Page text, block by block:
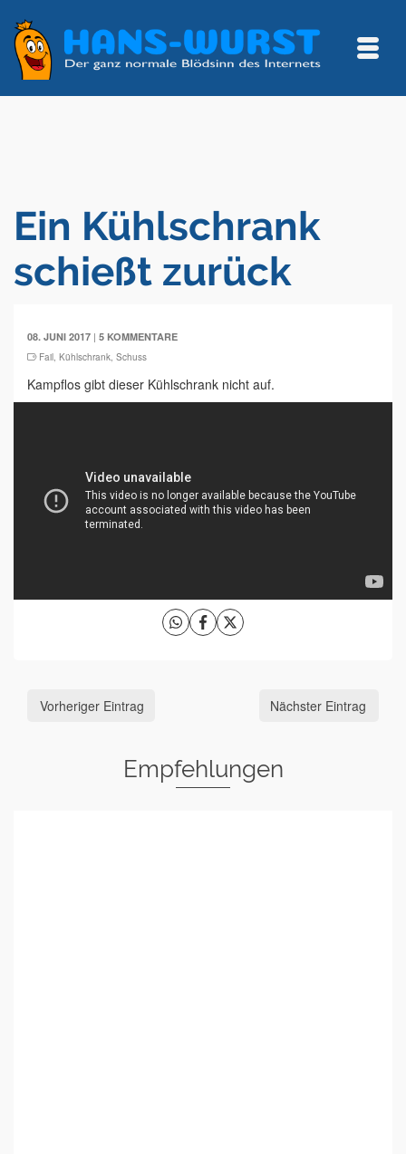
Ein Kühlschrank
schießt zurück
08. JUNI 2017 | 5 KOMMENTARE
Fail, Kühlschrank, Schuss
Kampflos gibt dieser Kühlschrank nicht auf.
Vorheriger Eintrag Nächster Eintrag
Empfehlungen